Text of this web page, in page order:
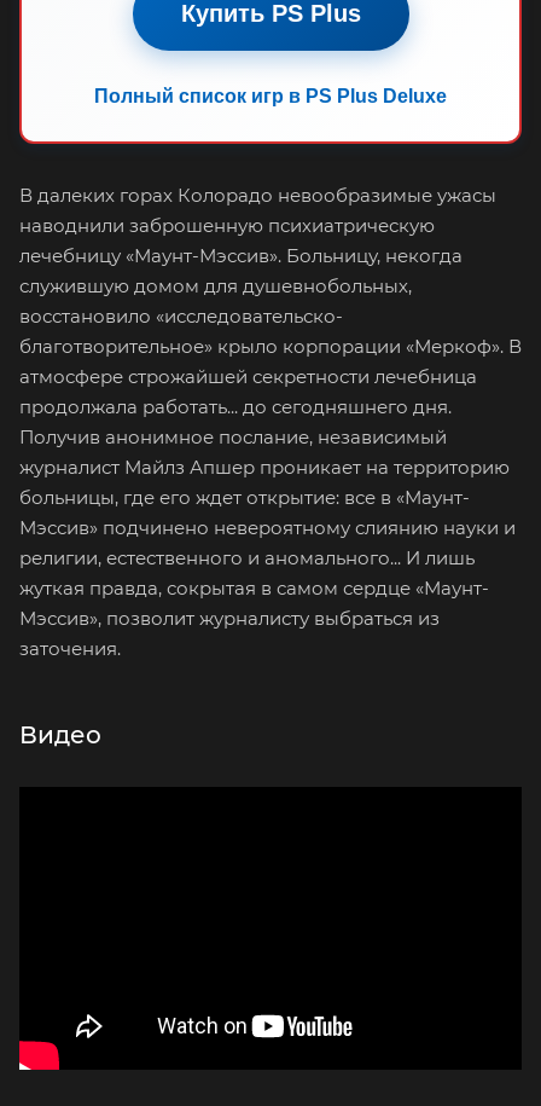
Купить PS Plus
Полный список игр в PS Plus Deluxe
В далеких горах Колорадо невообразимые ужасы
наводнили заброшенную психиатрическую
лечебницу «Маунт-Мэссив». Больницу, некогда
служившую домом для душевнобольных,
восстановило «исследовательско-
благотворительное» крыло корпорации «Меркоф». В
атмосфере строжайшей секретности лечебница
продолжала работать... до сегодняшнего дня.
Получив анонимное послание, независимый
журналист Майлз Апшер проникает на территорию
больницы, где его ждет открытие: все в «Маунт-
Мэссив» подчинено невероятному слиянию науки и
религии, естественного и аномального... И лишь
жуткая правда, сокрытая в самом сердце «Маунт-
Мэссив», позволит журналисту выбраться из
заточения.
Видео